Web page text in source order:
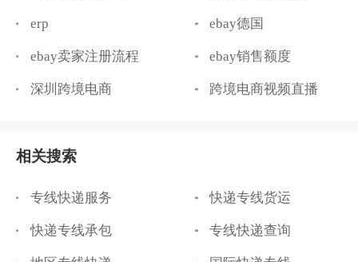
erp ebay德国
ebay卖家注册流程 ebay销售额度
深圳跨境电商 跨境电商视频直播
相关搜索
专线快递服务 快递专线货运
快递专线承包 专线快递查询